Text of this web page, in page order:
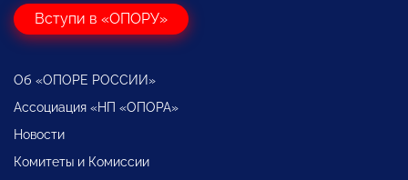
Вступи в «ОПОРУ»
Об «ОПОРЕ РОССИИ»
Ассоциация «НП «ОПОРА»
Новости
Комитеты и Комиссии